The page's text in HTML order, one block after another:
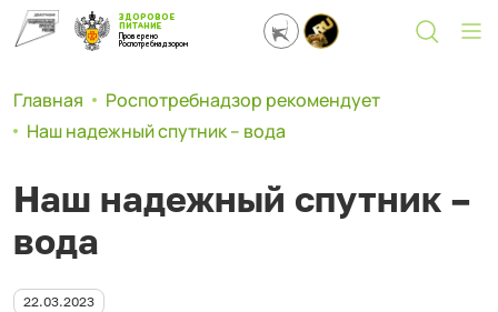
ЗДОРОВОЕ
ПИТАНИЕ
Проверено
Роспотребнадзором
Главная
Роспотребнадзор рекомендует
Наш надежный спутник – вода
Наш надежный спутник –
вода
22.03.2023